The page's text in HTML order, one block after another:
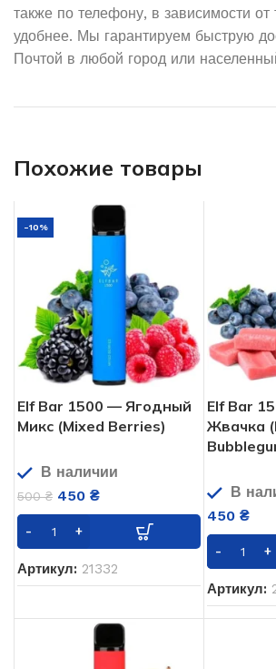
также по телефону, в зависимости от
удобнее. Мы гарантируем быструю
Почтой в любой город или
Похожие товары
-10%
Elf Bar 1500 — Ягодный
Микс (Mixed Berries)
В наличии
500₴ 450 ₴
Артикул: 21332
Elf Bar
Жвачка
В
450 ₴
Артикул: